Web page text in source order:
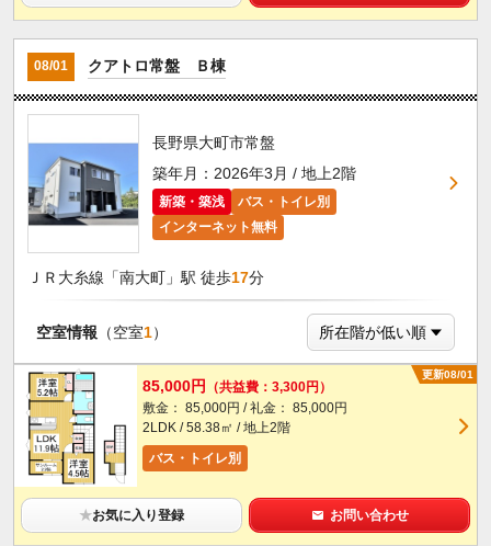
08/01 クアトロ常盤 Ｂ棟
長野県大町市常盤
築年月：2026年3月 / 地上2階
新築・築浅
バス・トイレ別
インターネット無料
ＪＲ大糸線「南大町」駅 徒歩17分
空室情報 （空室1）
更新08/01
85,000円
（共益費：3,300円）
敷金： 85,000円 / 礼金： 85,000円
2LDK / 58.38㎡ / 地上2階
バス・トイレ別
★お気に入り登録 お問い合わせ